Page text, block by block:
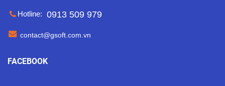
Hotline: 0913 509 979
contact@gsoft.com.vn
FACEBOOK